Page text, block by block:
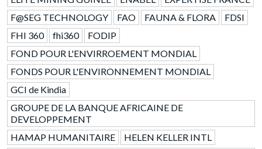
F@SEG TECHNOLOGY
FAO FAUNA & FLORA
FDSI
FHI 360
fhi360
FODIP
FOND POUR L'ENVIRROEMENT MONDIAL
FONDS POUR L'ENVIRONNEMENT MONDIAL
GCI de Kindia
GROUPE DE LA BANQUE AFRICAINE DE
DEVELOPPEMENT
HAMAP HUMANITAIRE
HELEN KELLER INTL